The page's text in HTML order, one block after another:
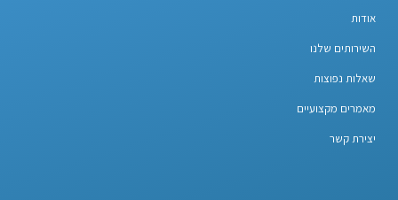
אודות
השירותים שלנו
שאלות נפוצות
מאמרים מקצועיים
יצירת קשר